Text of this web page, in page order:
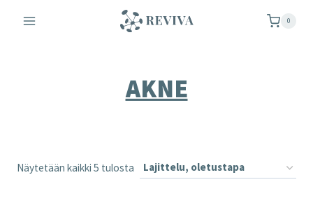
sisältöön
0
AKNE
Näytetään kaikki 5 tulosta